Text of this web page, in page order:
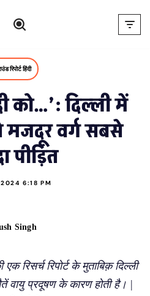
रिपोर्ट हिंदी
को…’: दिल्ली में
मजदूर वर्ग सबसे
पीड़ित
6:18 PM
Singh
रिसर्च रिपोर्ट के मुताबिक़ दिल्ली
वायु प्रदूषण के कारण होती है। |